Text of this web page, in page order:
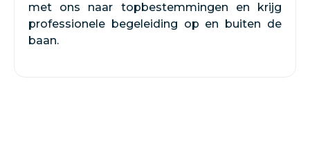
met ons naar topbestemmingen en krijg
professionele begeleiding op en buiten de
baan.